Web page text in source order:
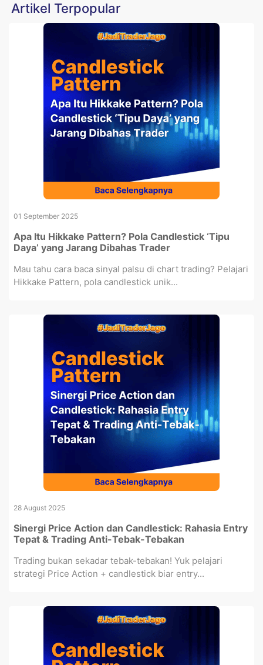
Artikel Terpopular
01 September 2025
Apa Itu Hikkake Pattern? Pola Candlestick ‘Tipu
Daya’ yang Jarang Dibahas Trader
Mau tahu cara baca sinyal palsu di chart trading? Pelajari
Hikkake Pattern, pola candlestick unik...
28 August 2025
Sinergi Price Action dan Candlestick: Rahasia Entry
Tepat & Trading Anti-Tebak-Tebakan
Trading bukan sekadar tebak-tebakan! Yuk pelajari
strategi Price Action + candlestick biar entry...